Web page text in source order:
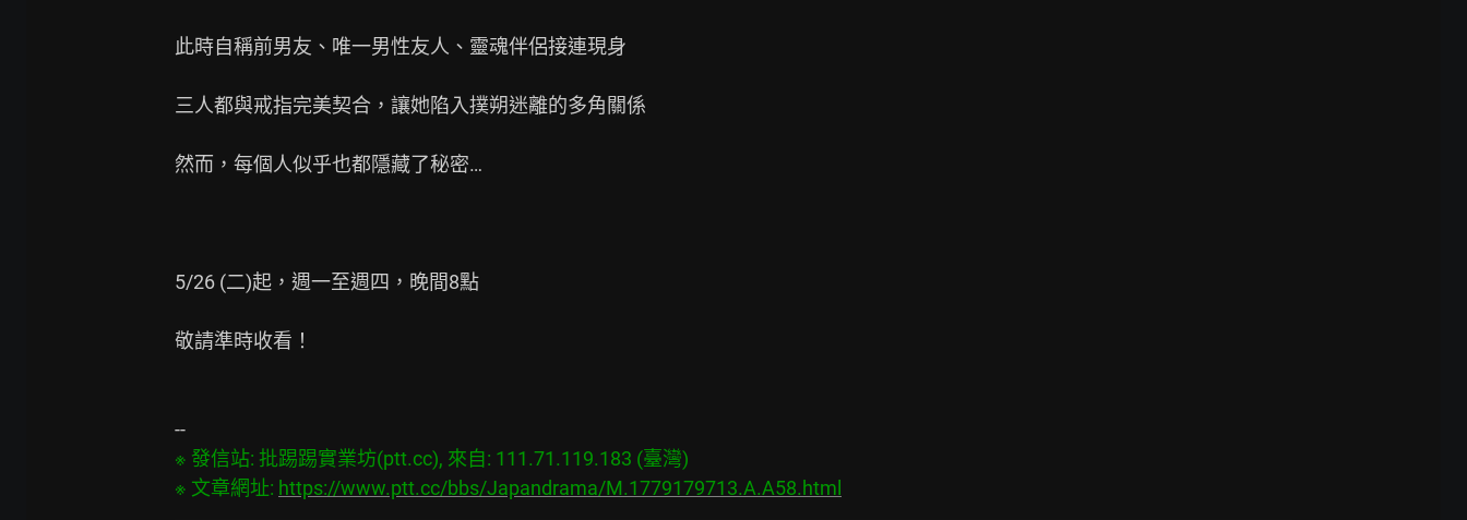
此時自稱前男友、唯一男性友人、靈魂伴侶接連現身
三人都與戒指完美契合，讓她陷入撲朔迷離的多角關係
然而，每個人似乎也都隱藏了秘密…
5/26 (二)起，週一至週四，晚間8點
敬請準時收看！
※ 發信站: 批踢踢實業坊(ptt.cc), 來自: 111.71.119.183 (臺灣)
※ 文章網址: https://www.ptt.cc/bbs/Japandrama/M.1779179713.A.A58.html